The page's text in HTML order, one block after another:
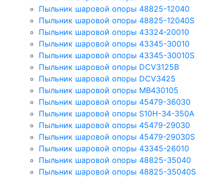
Пыльник шаровой опоры 48825-12040
Пыльник шаровой опоры 48825-12040S
Пыльник шаровой опоры 43324-20010
Пыльник шаровой опоры 43345-30010
Пыльник шаровой опоры 43345-30010S
Пыльник шаровой опоры DCV3125B
Пыльник шаровой опоры DCV3425
Пыльник шаровой опоры MB430105
Пыльник шаровой опоры 45479-36030
Пыльник шаровой опоры S10H-34-350A
Пыльник шаровой опоры 45479-29030
Пыльник шаровой опоры 45479-29030S
Пыльник шаровой опоры 43345-26010
Пыльник шаровой опоры 48825-35040
Пыльник шаровой опоры 48825-35040S